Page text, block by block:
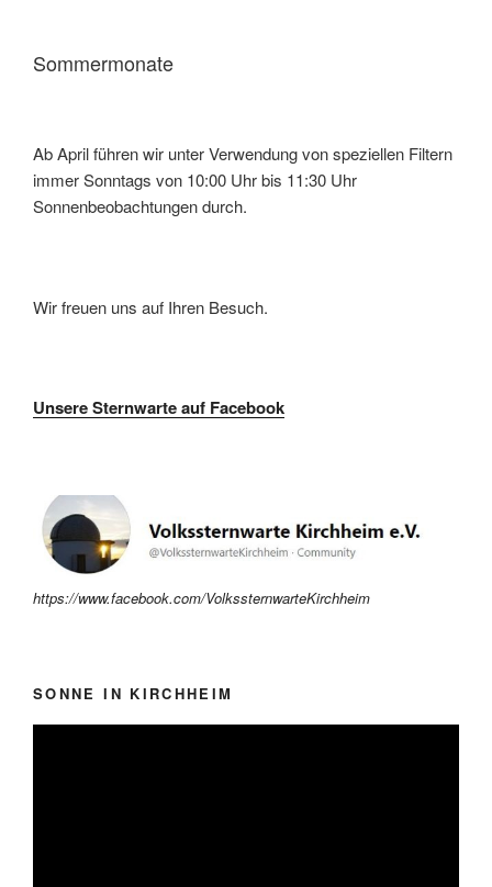
Sommermonate
Ab April führen wir unter Verwendung von speziellen Filtern
immer Sonntags von 10:00 Uhr bis 11:30 Uhr
Sonnenbeobachtungen durch.
Wir freuen uns auf Ihren Besuch.
Unsere Sternwarte auf Facebook
https://www.facebook.com/VolkssternwarteKirchheim
SONNE IN KIRCHHEIM